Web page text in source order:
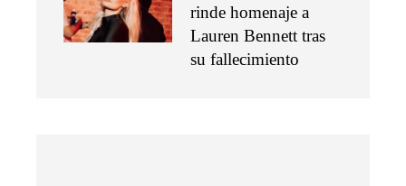
rinde homenaje a
Lauren Bennett tras
su fallecimiento